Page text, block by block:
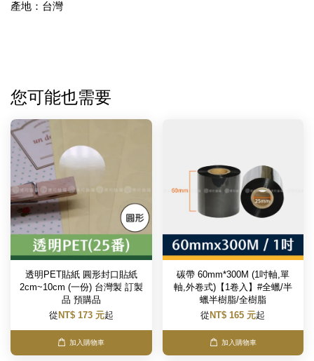
產地：台灣
您可能也需要
透明PET貼紙 圓形封口貼紙
2cm~10cm (一份) 台灣製 訂製
品 預購品
從 NT$ 173 元起
加入購物車
碳帶 60mm*300M (1吋軸,單
軸,外卷式)【1卷入】#全蠟/半
蠟半樹脂/全樹脂
從 NT$ 165 元起
加入購物車